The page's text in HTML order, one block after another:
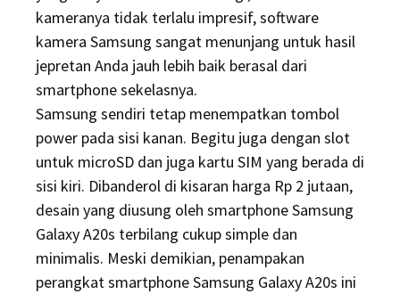
kameranya tidak terlalu impresif, software
kamera Samsung sangat menunjang untuk hasil
jepretan Anda jauh lebih baik berasal dari
smartphone sekelasnya.
Samsung sendiri tetap menempatkan tombol
power pada sisi kanan. Begitu juga dengan slot
untuk microSD dan juga kartu SIM yang berada di
sisi kiri. Dibanderol di kisaran harga Rp 2 jutaan,
desain yang diusung oleh smartphone Samsung
Galaxy A20s terbilang cukup simple dan
minimalis. Meski demikian, penampakan
perangkat smartphone Samsung Galaxy A20s ini